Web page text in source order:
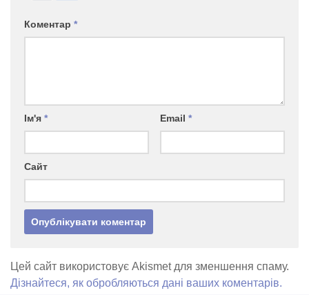
Коментар *
Ім'я * Email *
Сайт
Цей сайт використовує Akismet для зменшення спаму.
Дізнайтеся, як обробляються дані ваших коментарів.